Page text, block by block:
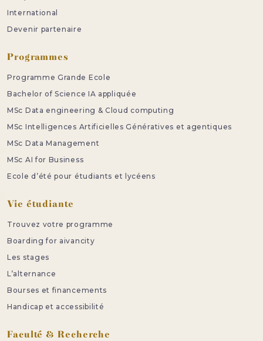
International
Devenir partenaire
Programmes
Programme Grande Ecole
Bachelor of Science IA appliquée
MSc Data engineering & Cloud computing
MSc Intelligences Artificielles Génératives et agentiques
MSc Data Management
MSc AI for Business
Ecole d’été pour étudiants et lycéens
Vie étudiante
Trouvez votre programme
Boarding for aivancity
Les stages
L’alternance
Bourses et financements
Handicap et accessibilité
Faculté & Recherche